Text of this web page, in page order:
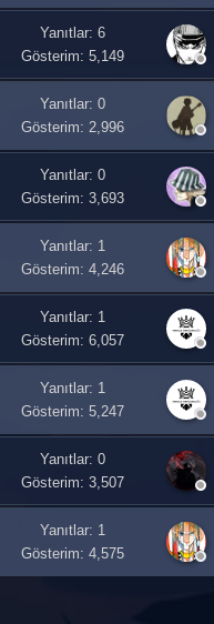
Yanıtlar: 6
Gösterim: 5,149
Yanıtlar: 0
Gösterim: 2,996
Yanıtlar: 0
Gösterim: 3,693
Yanıtlar: 1
Gösterim: 4,246
Yanıtlar: 1
Gösterim: 6,057
Yanıtlar: 1
Gösterim: 5,247
Yanıtlar: 0
Gösterim: 3,507
Yanıtlar: 1
Gösterim: 4,575